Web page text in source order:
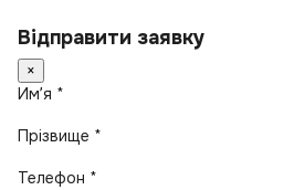
Відправити заявку
×
Имʼя *
Прізвище *
Телефон *